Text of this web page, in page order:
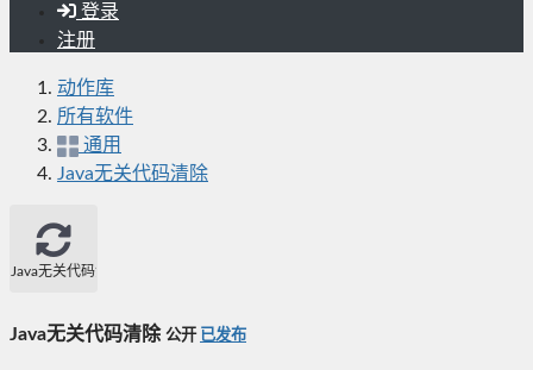
登录
注册
动作库
所有软件
通用
Java无关代码清除
Java无关代码清除
Java无关代码清除 公开 已发布